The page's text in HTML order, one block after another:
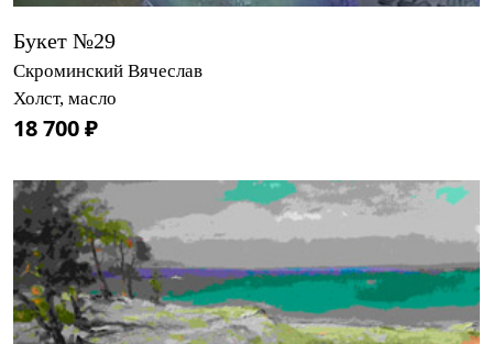
Букет №29
Скроминский Вячеслав
Холст, масло
18 700 ₽